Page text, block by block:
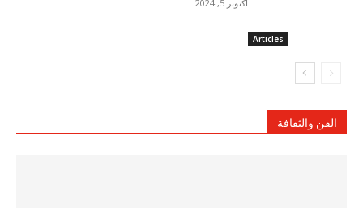
Articles
أكتوبر 5, 2024
الفن والثقافة